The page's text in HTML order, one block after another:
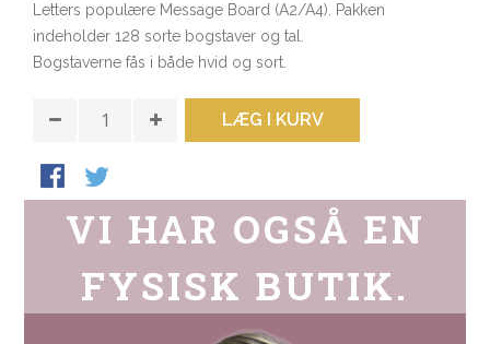
Letters populære Message Board (A2/A4). Pakken
indeholder 128 sorte bogstaver og tal.
Bogstaverne fås i både hvid og sort.
LÆG I KURV
VI HAR OGSÅ EN
FYSISK BUTIK.